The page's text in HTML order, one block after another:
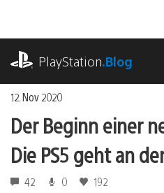
springen
PlayStation.Blog
12. Nov 2020
Der Beginn einer
Die PS5 geht an
42 0 192